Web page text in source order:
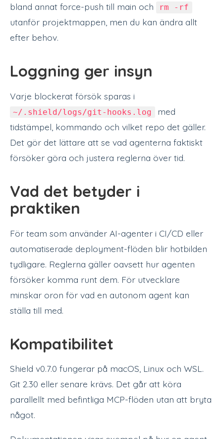
bland annat force-push till main och rm -rf
utanför projektmappen, men du kan ändra allt
efter behov.
Loggning ger insyn
Varje blockerat försök sparas i
~/.shield/logs/git-hooks.log
med
tidstämpel, kommando och vilket repo det gäller.
Det gör det lättare att se vad agenterna faktiskt
försöker göra och justera reglerna över tid.
Vad det betyder i
praktiken
För team som använder AI-agenter i CI/CD eller
automatiserade deployment-flöden blir hotbilden
tydligare. Reglerna gäller oavsett hur agenten
försöker komma runt dem. För utvecklare
minskar oron för vad en autonom agent kan
ställa till med.
Kompatibilitet
Shield v0.7.0 fungerar på macOS, Linux och WSL.
Git 2.30 eller senare krävs. Det går att köra
parallellt med befintliga MCP-flöden utan att bryta
något.